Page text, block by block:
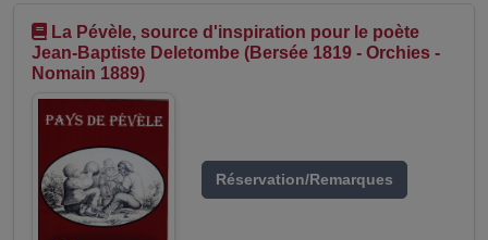
La Pévèle, source d'inspiration pour le poète
Jean-Baptiste Deletombe (Bersée 1819 - Orchies -
Nomain 1889)
Réservation/Remarques